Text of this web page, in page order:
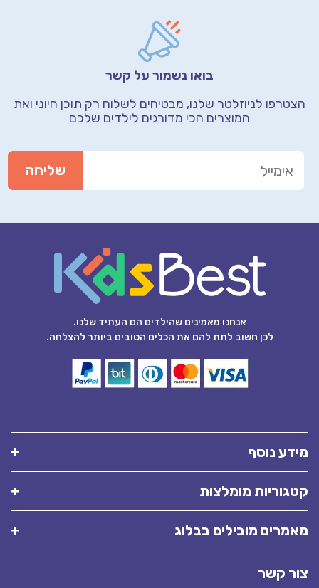
בואו נשמור על קשר
הצטרפו לניוזלטר שלנו, מבטיחים לשלוח רק תוכן חיוני ואת
המוצרים הכי מדורגים לילדים שלכם
אנחנו מאמינים שהילדים הם העתיד שלנו.
לכן חשוב לתת להם את הכלים הטובים ביותר להצלחה.
מידע נוסף
קטגוריות מומלצות
מאמרים מובילים בבלוג
צור קשר